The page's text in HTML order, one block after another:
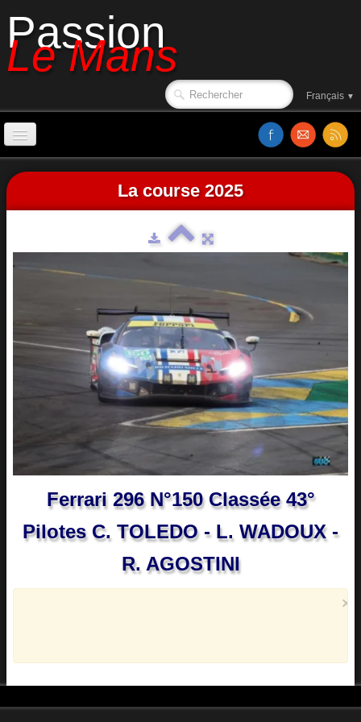
Passion
Le Mans
Français ▼
Accueil
Sorties de piste
La course 2025
Ferrari 296 N°150 Classée 43°
Pilotes C. TOLEDO - L. WADOUX -
R. AGOSTINI
×